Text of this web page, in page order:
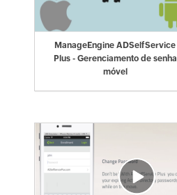
ManageEngine ADSelfService
Plus - Gerenciamento de senha
móvel